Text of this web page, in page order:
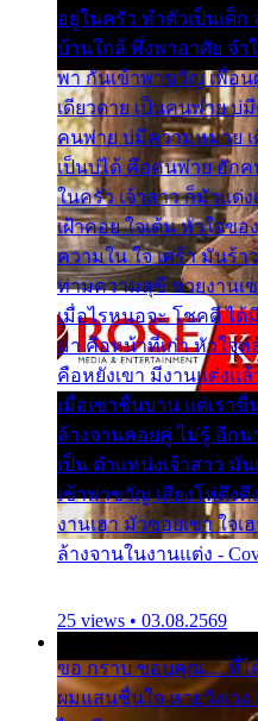
อยู่ในครัว ทำตัวเป็นเด็ก
บ้านใกล้ พึ่งพาอาศัย จำ
พา กันเข้าพาขวัญ เพื่อน
เดียวดาย เป็นคนพ่าย บ่
คนพ่าย บ่มีความหมาย เ
เป็นบ่ได้ คือคนพ่าย ฮัก
ในครัว เจ้าสาว ก็มัวแต่ง
เฝ้าคอย ใจเต้น หัวใจขอ
ความใน ใจ เศร้า มันร้
ท่ามความสุขี ช่วยงานเ
เมื่อไรหนอจะ โชคดี ไ
มา คือหน้าที่เก่า หัวใจ
คือหยังเขา มีงานแต่งแ
เมื่อเขาชื่นบาน แต่เรา
ล้างจานคอยคู่ ไม่รู้ อีกน
เป็น ตำแหน่งเจ้าสาว มั
เข้าพาขวัญ เสียงโห่ตึง
งานเฮา มัวซอยเขา ใจ
ล้างจานในงานแต่ง -
25 views • 03.08.2569
ขอ กราบ ขอบคุณ.... ที่ไ
ผมแสนชื่นใจ หายวังเวง